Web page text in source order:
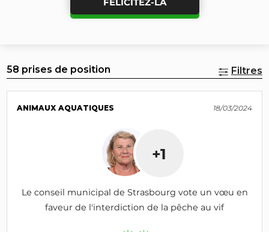
58 prises de position Filtres
ANIMAUX AQUATIQUES 18/03/2024
+1
Le conseil municipal de Strasbourg vote un vœu en
faveur de l'interdiction de la pêche au vif